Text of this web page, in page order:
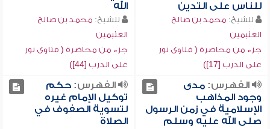
للناس على التدين
للشيخ: محمد بن صالح
العثيمين
جزء من محاضرة ( فتاوى نور
على الدرب [17])
الله
للشيخ: محمد بن صالح
العثيمين
جزء من محاضرة ( فتاوى نور
على الدرب [44])
الفهرس:مدى
وجود المذاهب
الإسلامية في زمن الرسول
صلى الله عليه وسلم
الفهرس:حكم
توكيل الإمام غيره
لتسوية الصفوف في
الصلاة